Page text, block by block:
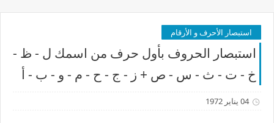
استبصار الأحرف و الأرقام
استبصار الحروف بأول حرف من اسمك ل - ظ -
خ - ت - ث - س - ص + ز - ج - ح - م - و - ب - أ
04 يناير 1972